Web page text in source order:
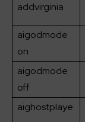
addvirginia
aigodmode
on
aigodmode
off
aighostplaye